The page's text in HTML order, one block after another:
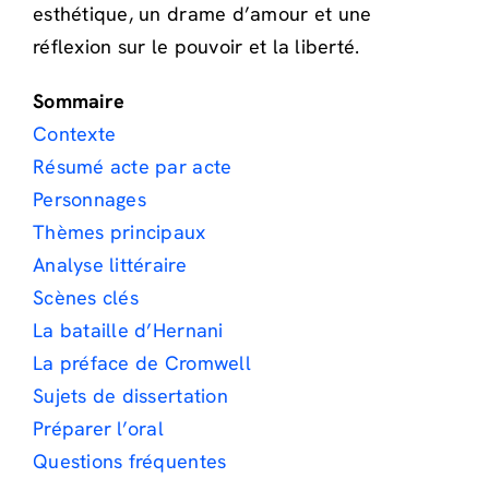
esthétique, un drame d’amour et une
réflexion sur le pouvoir et la liberté.
Sommaire
Contexte
Résumé acte par acte
Personnages
Thèmes principaux
Analyse littéraire
Scènes clés
La bataille d’Hernani
La préface de Cromwell
Sujets de dissertation
Préparer l’oral
Questions fréquentes